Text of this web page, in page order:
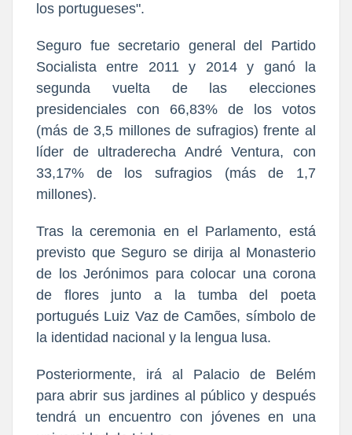
los portugueses".
Seguro fue secretario general del Partido
Socialista entre 2011 y 2014 y ganó la
segunda vuelta de las elecciones
presidenciales con 66,83% de los votos
(más de 3,5 millones de sufragios) frente al
líder de ultraderecha André Ventura, con
33,17% de los sufragios (más de 1,7
millones).
Tras la ceremonia en el Parlamento, está
previsto que Seguro se dirija al Monasterio
de los Jerónimos para colocar una corona
de flores junto a la tumba del poeta
portugués Luiz Vaz de Camões, símbolo de
la identidad nacional y la lengua lusa.
Posteriormente, irá al Palacio de Belém
para abrir sus jardines al público y después
tendrá un encuentro con jóvenes en una